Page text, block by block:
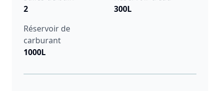
2
300L
Réservoir de
carburant
1000L